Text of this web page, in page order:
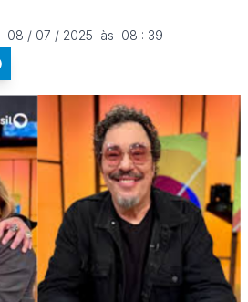
08 / 07 / 2025  às  08 : 39